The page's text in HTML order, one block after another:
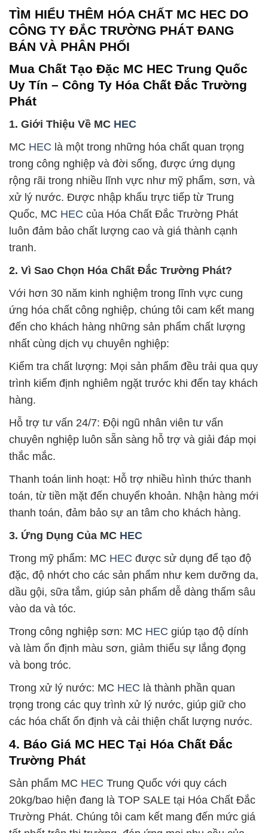
TÌM HIỂU THÊM HÓA CHẤT MC HEC DO
CÔNG TY ĐẮC TRƯỜNG PHÁT ĐANG
BÁN VÀ PHÂN PHỐI
Mua Chất Tạo Đặc MC HEC Trung Quốc
Uy Tín – Công Ty Hóa Chất Đắc Trường
Phát
1. Giới Thiệu Về MC HEC
MC HEC là một trong những hóa chất quan trọng
trong công nghiệp và đời sống, được ứng dụng
rộng rãi trong nhiều lĩnh vực như mỹ phẩm, sơn, và
xử lý nước. Được nhập khẩu trực tiếp từ Trung
Quốc, MC HEC của Hóa Chất Đắc Trường Phát
luôn đảm bảo chất lượng cao và giá thành cạnh
tranh.
2. Vì Sao Chọn Hóa Chất Đắc Trường Phát?
Với hơn 30 năm kinh nghiệm trong lĩnh vực cung
ứng hóa chất công nghiệp, chúng tôi cam kết mang
đến cho khách hàng những sản phẩm chất lượng
nhất cùng dịch vụ chuyên nghiệp:
Kiểm tra chất lượng: Mọi sản phẩm đều trải qua quy
trình kiểm định nghiêm ngặt trước khi đến tay khách
hàng.
Hỗ trợ tư vấn 24/7: Đội ngũ nhân viên tư vấn
chuyên nghiệp luôn sẵn sàng hỗ trợ và giải đáp mọi
thắc mắc.
Thanh toán linh hoạt: Hỗ trợ nhiều hình thức thanh
toán, từ tiền mặt đến chuyển khoản. Nhận hàng mới
thanh toán, đảm bảo sự an tâm cho khách hàng.
3. Ứng Dụng Của MC HEC
Trong mỹ phẩm: MC HEC được sử dụng để tạo độ
đặc, độ nhớt cho các sản phẩm như kem dưỡng da,
dầu gội, sữa tắm, giúp sản phẩm dễ dàng thấm sâu
vào da và tóc.
Trong công nghiệp sơn: MC HEC giúp tạo độ dính
và làm ổn định màu sơn, giảm thiểu sự lắng đọng
và bong tróc.
Trong xử lý nước: MC HEC là thành phần quan
trọng trong các quy trình xử lý nước, giúp giữ cho
các hóa chất ổn định và cải thiện chất lượng nước.
4. Báo Giá MC HEC Tại Hóa Chất Đắc
Trường Phát
Sản phẩm MC HEC Trung Quốc với quy cách
20kg/bao hiện đang là TOP SALE tại Hóa Chất Đắc
Trường Phát. Chúng tôi cam kết mang đến mức giá